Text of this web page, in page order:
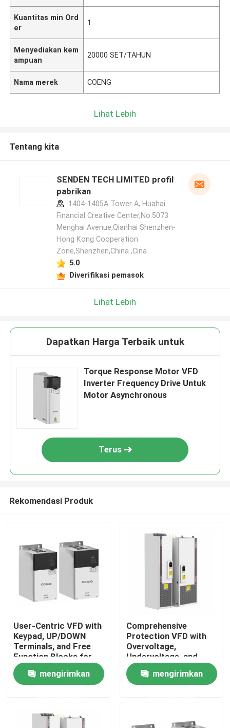
Rumah
Kuantitas min Ord
er
1
Menyediakan kem
ampuan
20000 SET/TAHUN
Nama merek COENG
Lihat Lebih
Tentang kita
SENDEN TECH LIMITED profil
pabrikan
1404-1405A Tower A, Huahai
Financial Creative Center,No.5073
Menghai Avenue,Qianhai Shenzhen-
Hong Kong Cooperation
Zone,Shenzhen,China ,Cina
5.0
Diverifikasi pemasok
Lihat Lebih
Dapatkan Harga Terbaik untuk
Torque Response Motor VFD
Inverter Frequency Drive Untuk
Motor Asynchronous
Terus
Rekomendasi Produk
User-Centric VFD with
Keypad, UP/DOWN
Terminals, and Free
Function Blocks for
Easy Operation and
Setup mengirimkan
Comprehensive
Protection VFD with
Overvoltage,
Undervoltage, and
Phase Loss Safety
Featuresmengirimkan